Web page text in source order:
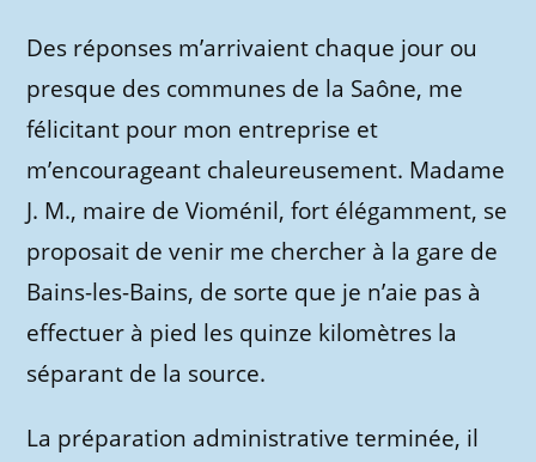
Des réponses m’arrivaient chaque jour ou
presque des communes de la Saône, me
félicitant pour mon entreprise et
m’encourageant chaleureusement. Madame
J. M., maire de Vioménil, fort élégamment, se
proposait de venir me chercher à la gare de
Bains-les-Bains, de sorte que je n’aie pas à
effectuer à pied les quinze kilomètres la
séparant de la source.
La préparation administrative terminée, il